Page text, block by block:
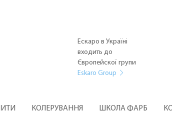
Ескаро в Україні
входить до
Європейскої групи
Eskaro Group
КОЛЕРУВАННЯ ШКОЛА ФАРБ